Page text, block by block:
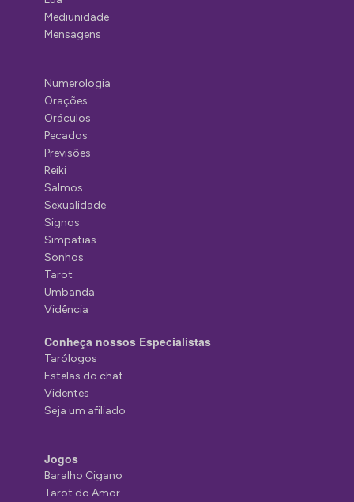
Mediunidade
Mensagens
Numerologia
Orações
Oráculos
Pecados
Previsões
Reiki
Salmos
Sexualidade
Signos
Simpatias
Sonhos
Tarot
Umbanda
Vidência
Conheça nossos Especialistas
Tarólogos
Estelas do chat
Videntes
Seja um afiliado
Jogos
Baralho Cigano
Tarot do Amor